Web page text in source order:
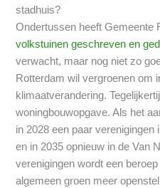
stadhuis?
Ondertussen heeft Gemeente
volkstuinen geschreven en
verwacht, maar nog niet zo
Rotterdam wil vergroenen om
klimaatverandering.
woningbouwopgave. Als het
in 2028 een paar
en in 2035 opnieuw in de Van
verenigingen wordt een
algemeen groen meer